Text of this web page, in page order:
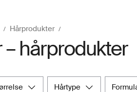
Hårprodukter
– hårprodukter
hårtype